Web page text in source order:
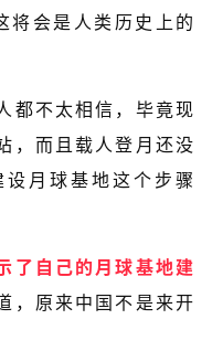
会是人类历史上的
都不太相信，毕竟现
，而且载人登月还没
月球基地这个步骤
了自己的月球基地建
，原来中国不是来开